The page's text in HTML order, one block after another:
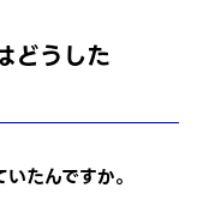
どうした
たんですか。